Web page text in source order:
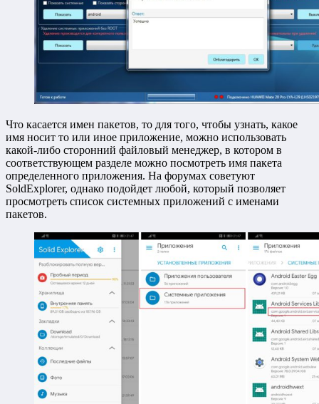
Что касается имен пакетов, то для того, чтобы узнать, какое
имя носит то или иное приложение, можно использовать
какой-либо сторонний файловый менеджер, в котором в
соответствующем разделе можно посмотреть имя пакета
определенного приложения. На форумах советуют
SoldExplorer, однако подойдет любой, который позволяет
просмотреть список системных приложений с именами
пакетов.